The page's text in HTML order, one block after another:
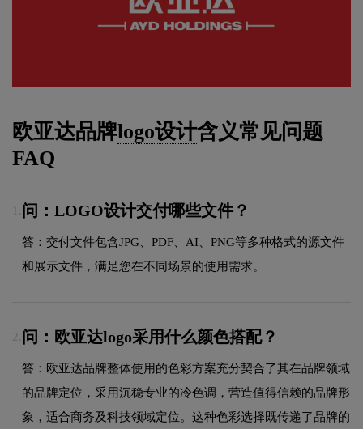
欧亚达品牌logo设计含义常见问题
FAQ
问：LOGO设计交付哪些文件？
答：交付文件包含JPG、PDF、AI、PNG等多种格式的源文件
和展示文件，满足您在不同场景的使用需求。
2. 问：欧亚达logo采用什么颜色搭配？
答：欧亚达品牌整体使用的色彩方案充分契合了其在品牌领域
的品牌定位，采用沉稳专业的冷色调，营造值得信赖的品牌形
象，适合商务及科技领域定位。这种色彩选择既传递了品牌的